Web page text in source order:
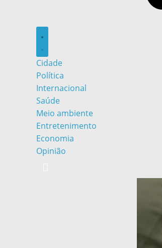
Cidade
Política
Internacional
Saúde
Meio ambiente
Entretenimento
Economia
Opinião